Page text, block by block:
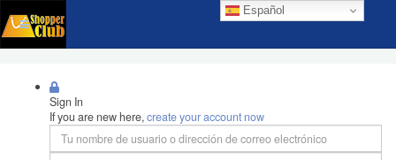
Español
Sign In
If you are new here,create your account now